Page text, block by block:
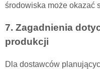
środowiska może okazać
7. Zagadnienia
produkcji
Dla dostawców